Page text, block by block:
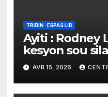
TRIBIN- ESPAS LIB
Ayiti : Rodney
kesyon sou
konsènan
Moïse la
AVR 15, 2026